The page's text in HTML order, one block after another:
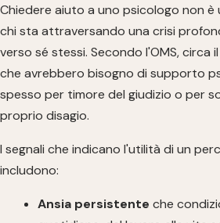
Chiedere aiuto a uno psicologo non
chi sta attraversando una crisi
verso sé stessi. Secondo l'OMS, circa
che avrebbero bisogno di supporto
spesso per timore del giudizio o per
proprio disagio.
I segnali che indicano l'utilità di un
includono:
Ansia persistente che